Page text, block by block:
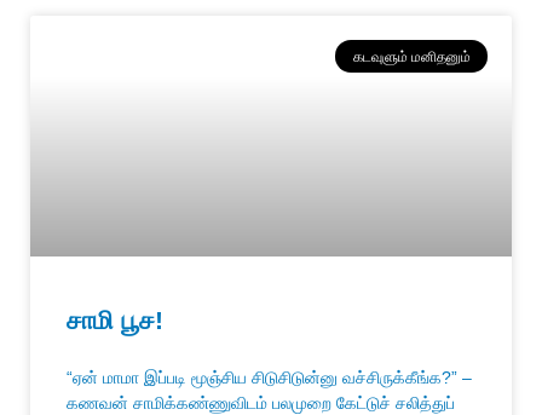
கடவுளும் மனிதனும்
சாமி பூச!
“ஏன் மாமா இப்படி மூஞ்சிய சிடுசிடுன்னு வச்சிருக்கீங்க?” –
கணவன் சாமிக்கண்ணுவிடம் பலமுறை கேட்டுச் சலித்துப்